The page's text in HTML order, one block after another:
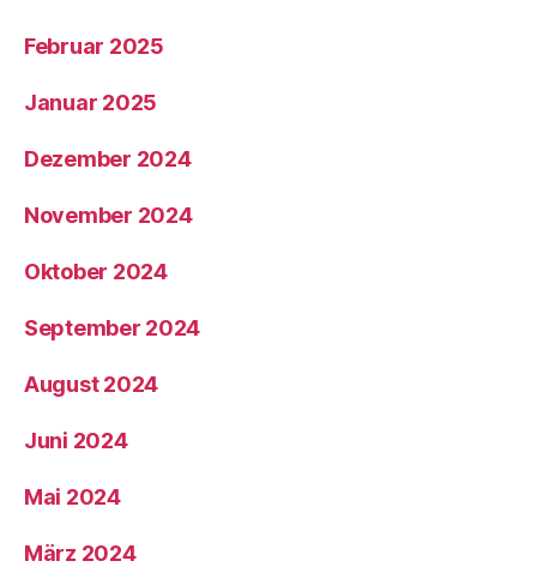
Februar 2025
Januar 2025
Dezember 2024
November 2024
Oktober 2024
September 2024
August 2024
Juni 2024
Mai 2024
März 2024